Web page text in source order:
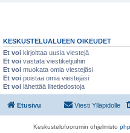
KESKUSTELUALUEEN OIKEUDET
Et voi kirjoittaa uusia viestejä
Et voi vastata viestiketjuihin
Et voi muokata omia viestejäsi
Et voi poistaa omia viestejäsi
Et voi lähettää liitetiedostoja
Etusivu Viesti Ylläpidolle
Keskustelufoorumin ohjelmisto